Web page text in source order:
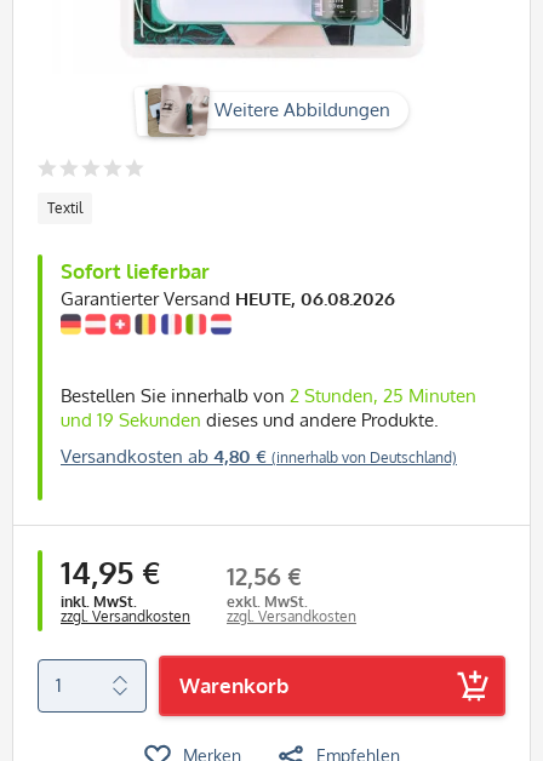
Weitere Abbildungen
Textil
Sofort lieferbar
Garantierter Versand HEUTE, 06.08.2026
Bestellen Sie innerhalb von 2 Stunden, 25 Minuten
und 18 Sekunden dieses und andere Produkte.
Versandkosten ab 4,80 € (innerhalb von Deutschland)
14,95 €
inkl. MwSt.
zzgl. Versandkosten
12,56 €
exkl. MwSt.
zzgl. Versandkosten
Warenkorb
Merken Empfehlen